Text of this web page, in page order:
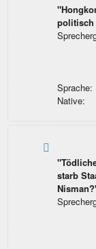
politisch
Sprache:
Native:
starb